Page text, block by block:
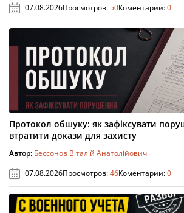
07.08.2026Просмотров:50Коментарии:0
Протокол обшуку: як зафіксувати
втратити докази для захисту
Автор: Бессонов Віталій Анатолійович
07.08.2026Просмотров:46Коментарии:0